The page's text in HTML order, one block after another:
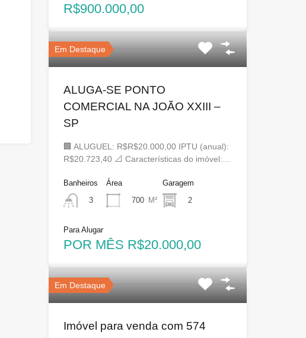
R$900.000,00
Em Destaque
ALUGA-SE PONTO
COMERCIAL NA JOÃO XXIII –
SP
🏢 ALUGUEL: R$R$20.000,00 IPTU (anual):
R$20.723,40 📐 Características do imóvel:…
Banheiros
3
Área
700 M²
Garagem
2
Para Alugar
POR MÊS R$20.000,00
Em Destaque
Imóvel para venda com 574